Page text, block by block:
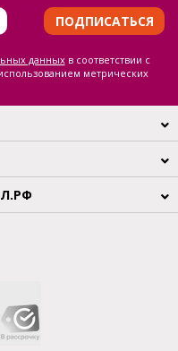
ПОДПИСАТЬСЯ
данныхв соответствии с
метрических